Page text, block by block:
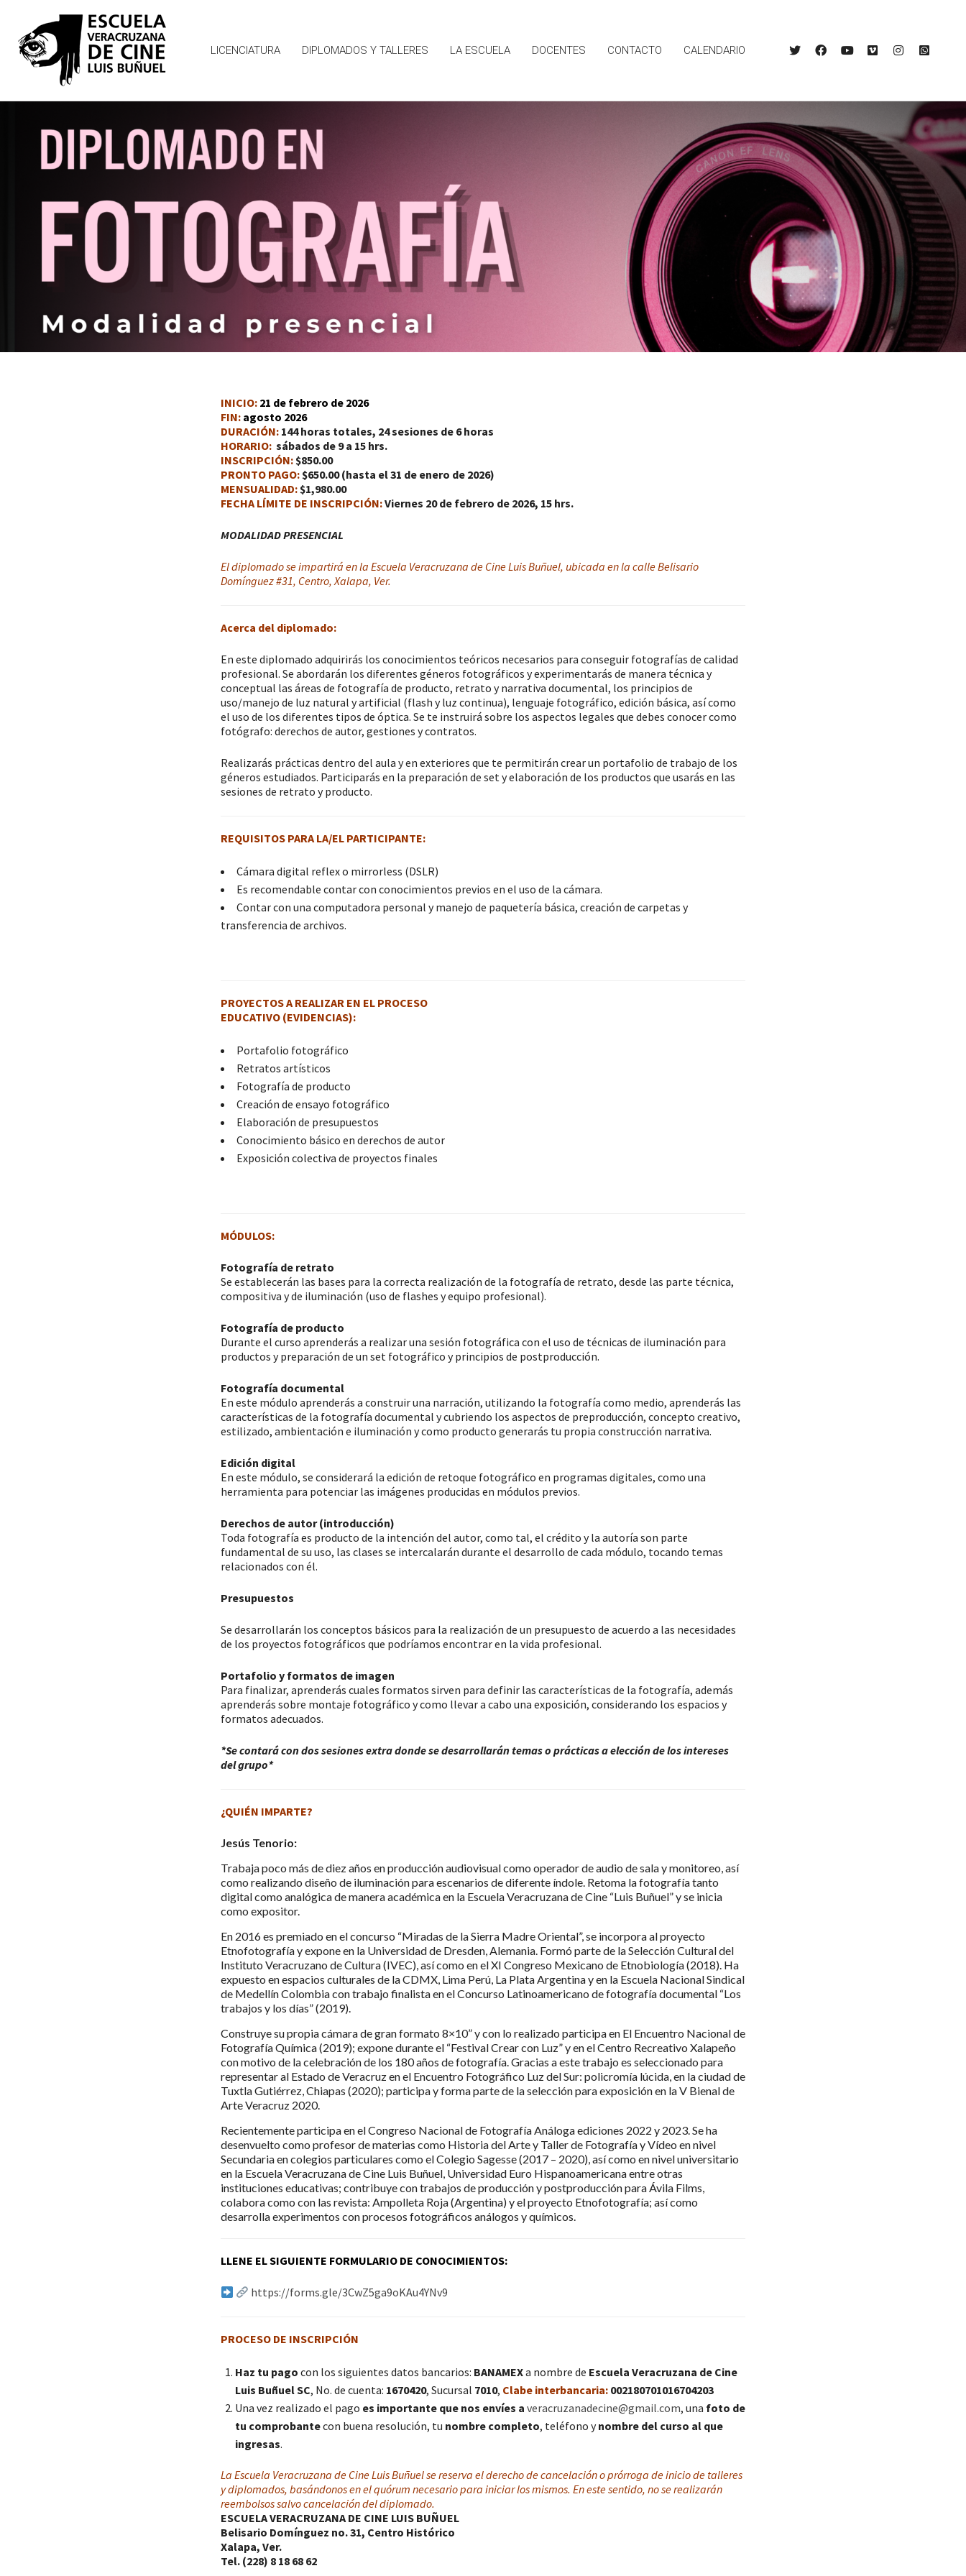
LICENCIATURA DIPLOMADOS Y TALLERES LA ESCUELA DOCENTES CONTACTO CALENDARIO
INICIO: 21 de febrero de 2026
FIN: agosto 2026
DURACIÓN: 144 horas totales, 24 sesiones de 6 horas
HORARIO: sábados de 9 a 15 hrs.
INSCRIPCIÓN:$850.00
PRONTO PAGO:$650.00 (hasta el 31 de enero de 2026)
MENSUALIDAD:$1,980.00
FECHA LÍMITE DE INSCRIPCIÓN:Viernes 20 de febrero de 2026, 15 hrs.
MODALIDAD PRESENCIAL
El diplomado se impartirá en la Escuela Veracruzana de Cine Luis Buñuel, ubicada en la calle Belisario
Domínguez #31, Centro, Xalapa, Ver.
Acerca del diplomado:
En este diplomado adquirirás los conocimientos teóricos necesarios para conseguir fotografías de calidad
profesional. Se abordarán los diferentes géneros fotográficos y experimentarás de manera técnica y
conceptual las áreas de fotografía de producto, retrato y narrativa documental, los principios de
uso/manejo de luz natural y artificial (flash y luz continua), lenguaje fotográfico, edición básica, así como
el uso de los diferentes tipos de óptica. Se te instruirá sobre los aspectos legales que debes conocer como
fotógrafo: derechos de autor, gestiones y contratos.
Realizarás prácticas dentro del aula y en exteriores que te permitirán crear un portafolio de trabajo de los
géneros estudiados. Participarás en la preparación de set y elaboración de los productos que usarás en las
sesiones de retrato y producto.
REQUISITOS PARA LA/EL PARTICIPANTE:
Cámara digital reflex o mirrorless (DSLR)
Es recomendable contar con conocimientos previos en el uso de la cámara.
Contar con una computadora personal y manejo de paquetería básica, creación de carpetas y
transferencia de archivos.
PROYECTOS A REALIZAR EN EL PROCESO
EDUCATIVO (EVIDENCIAS):
Portafolio fotográfico
Retratos artísticos
Fotografía de producto
Creación de ensayo fotográfico
Elaboración de presupuestos
Conocimiento básico en derechos de autor
Exposición colectiva de proyectos finales
MÓDULOS:
Fotografía de retrato
Se establecerán las bases para la correcta realización de la fotografía de retrato, desde las parte técnica,
compositiva y de iluminación (uso de flashes y equipo profesional).
Fotografía de producto
Durante el curso aprenderás a realizar una sesión fotográfica con el uso de técnicas de iluminación para
productos y preparación de un set fotográfico y principios de postproducción.
Fotografía documental
En este módulo aprenderás a construir una narración, utilizando la fotografía como medio, aprenderás las
características de la fotografía documental y cubriendo los aspectos de preproducción, concepto creativo,
estilizado, ambientación e iluminación y como producto generarás tu propia construcción narrativa.
Edición digital
En este módulo, se considerará la edición de retoque fotográfico en programas digitales, como una
herramienta para potenciar las imágenes producidas en módulos previos.
Derechos de autor (introducción)
Toda fotografía es producto de la intención del autor, como tal, el crédito y la autoría son parte
fundamental de su uso, las clases se intercalarán durante el desarrollo de cada módulo, tocando temas
relacionados con él.
Presupuestos
Se desarrollarán los conceptos básicos para la realización de un presupuesto de acuerdo a las necesidades
de los proyectos fotográficos que podríamos encontrar en la vida profesional.
Portafolio y formatos de imagen
Para finalizar, aprenderás cuales formatos sirven para definir las características de la fotografía, además
aprenderás sobre montaje fotográfico y como llevar a cabo una exposición, considerando los espacios y
formatos adecuados.
*Se contará con dos sesiones extra donde se desarrollarán temas o prácticas a elección de los intereses
del grupo*
¿QUIÉN IMPARTE?
Jesús Tenorio:
Trabaja poco más de diez años en producción audiovisual como operador de audio de sala y monitoreo, así
como realizando diseño de iluminación para escenarios de diferente índole. Retoma la fotografía tanto
digital como analógica de manera académica en la Escuela Veracruzana de Cine “Luis Buñuel” y se inicia
como expositor.
En 2016 es premiado en el concurso “Miradas de la Sierra Madre Oriental”, se incorpora al proyecto
Etnofotografía y expone en la Universidad de Dresden, Alemania. Formó parte de la Selección Cultural del
Instituto Veracruzano de Cultura (IVEC), así como en el XI Congreso Mexicano de Etnobiología (2018). Ha
expuesto en espacios culturales de la CDMX, Lima Perú, La Plata Argentina y en la Escuela Nacional Sindical
de Medellín Colombia con trabajo finalista en el Concurso Latinoamericano de fotografía documental “Los
trabajos y los días” (2019).
Construye su propia cámara de gran formato 8×10” y con lo realizado participa en El Encuentro Nacional de
Fotografía Química (2019); expone durante el “Festival Crear con Luz” y en el Centro Recreativo Xalapeño
con motivo de la celebración de los 180 años de fotografía. Gracias a este trabajo es seleccionado para
representar al Estado de Veracruz en el Encuentro Fotográfico Luz del Sur: policromía lúcida, en la ciudad de
Tuxtla Gutiérrez, Chiapas (2020); participa y forma parte de la selección para exposición en la V Bienal de
Arte Veracruz 2020.
Recientemente participa en el Congreso Nacional de Fotografía Análoga ediciones 2022 y 2023. Se ha
desenvuelto como profesor de materias como Historia del Arte y Taller de Fotografía y Vídeo en nivel
Secundaria en colegios particulares como el Colegio Sagesse (2017 – 2020), así como en nivel universitario
en la Escuela Veracruzana de Cine Luis Buñuel, Universidad Euro Hispanoamericana entre otras
instituciones educativas; contribuye con trabajos de producción y postproducción para Ávila Films,
colabora como con las revista: Ampolleta Roja (Argentina) y el proyecto Etnofotografía; así como
desarrolla experimentos con procesos fotográficos análogos y químicos.
LLENE EL SIGUIENTE FORMULARIO DE CONOCIMIENTOS:
https://forms.gle/3CwZ5ga9oKAu4YNv9
PROCESO DE INSCRIPCIÓN
Haz tu pago con los siguientes datos bancarios: BANAMEXa nombre de Escuela Veracruzana de Cine
Luis Buñuel SC, No. de cuenta: 1670420, Sucursal 7010, Clabe interbancaria: 002180701016704203
Una vez realizado el pago es importante que nos envíes a veracruzanadecine@gmail.com, una foto de
tu comprobantecon buena resolución, tu nombre completo, teléfono ynombre del curso al que
ingresas.
La Escuela Veracruzana de Cine Luis Buñuel se reserva el derecho de cancelación o prórroga de inicio de talleres
y diplomados, basándonos en el quórum necesario para iniciar los mismos. En este sentido, no se realizarán
reembolsos salvo cancelación del diplomado.
ESCUELA VERACRUZANA DE CINE LUIS BUÑUEL
Belisario Domínguez no. 31, Centro Histórico
Xalapa, Ver.
Tel. (228) 8 18 68 62